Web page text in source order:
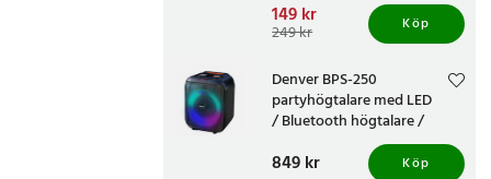
Nuvarande pris:
149 krTidigare pris 249 kr
149 kr
249 kr Köp
Denver BPS-250
partyhögtalare med LED
/ Bluetooth högtalare /
portabel stereohögtalare
Pris: 849 kr
849 kr Köp